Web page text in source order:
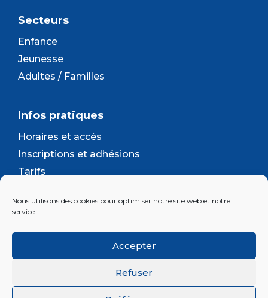
Nous utilisons des cookies pour optimiser notre site web et notre
service.
Accepter
Refuser
Secteurs
Enfance
Jeunesse
Adultes / Familles
Infos pratiques
Horaires et accès
Inscriptions et adhésions
Tarifs
Contact
Lettre d’information
Inscrivez-vous à la newsletter d'Enjeu